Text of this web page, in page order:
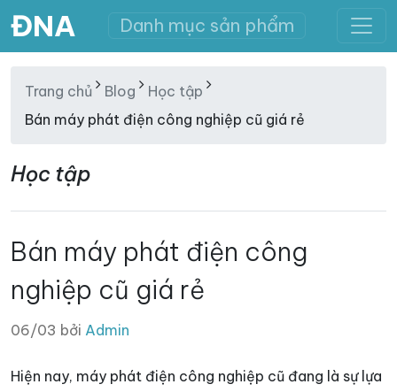
ĐNA Danh mục sản phẩm
Trang chủ Blog
Học tập
Bán máy phát điện công nghiệp cũ giá rẻ
Học tập
Bán máy phát điện công
nghiệp cũ giá rẻ
06/03 bởi Admin
Hiện nay, máy phát điện công nghiệp cũ đang là sự lựa